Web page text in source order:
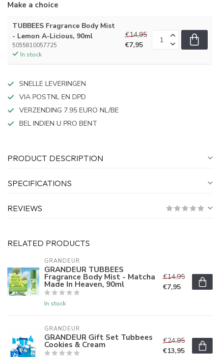
Make a choice
TUBBEES Fragrance Body Mist
- Lemon A-Licious, 90ml
5055810057725
In stock
€14,95
€7,95
SNELLE LEVERINGEN
VIA POSTNL EN DPD
VERZENDING 7.95 EURO NL/BE
BEL INDIEN U PRO BENT
PRODUCT DESCRIPTION
SPECIFICATIONS
REVIEWS
RELATED PRODUCTS
GRANDEUR
GRANDEUR TUBBEES
Fragrance Body Mist - Matcha
Made In Heaven, 90ml
In stock
€14,95
€7,95
GRANDEUR
GRANDEUR Gift Set Tubbees
Cookies & Cream
€24,95
€13,95